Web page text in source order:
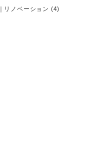
リノベーション (4)